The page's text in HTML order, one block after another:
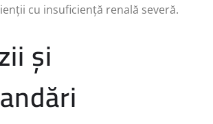
cu insuficiență renală severă.
și